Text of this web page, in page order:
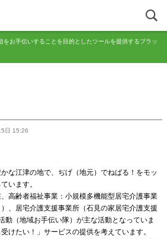
をお手伝いすることを目的としたツールを提供するプラッ
日 15:26
な江津の地で、ぢげ（地元）でねばる！をモッ
います。
高齢者福祉事業：小規模多機能型居宅介護事業
、居宅介護支援事業所（石見の家居宅介護支援
動（地域お手伝い隊）が主な活動となっていま
けたい！」サービスの提供を考えています。